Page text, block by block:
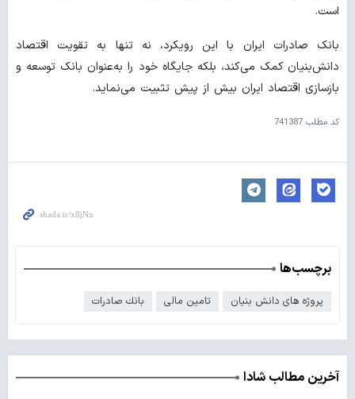
است.
بانک صادرات ایران با این رویکرد، نه تنها به تقویت اقتصاد
دانش‌بنیان کمک می‌کند، بلکه جایگاه خود را به‌عنوان بانک توسعه و
بازسازی اقتصاد ایران بیش از پیش تثبیت می‌نماید.
کد مطلب 741387
برچسب‌ها
پروژه های دانش بنیان تامین مالی بانك صادرات
آخرین مطالب شادا